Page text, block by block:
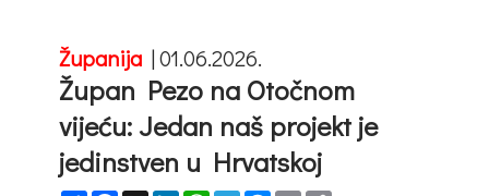
Županija |01.06.2026.
Župan Pezo na Otočnom
vijeću: Jedan naš projekt je
jedinstven u Hrvatskoj